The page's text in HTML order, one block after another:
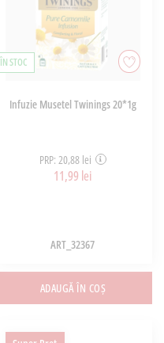
ÎN STOC
Infuzie Musetel Twinings 20*1g
PRP: 20,88 lei
11,99 lei
ART_32367
ADAUGĂ ÎN COȘ